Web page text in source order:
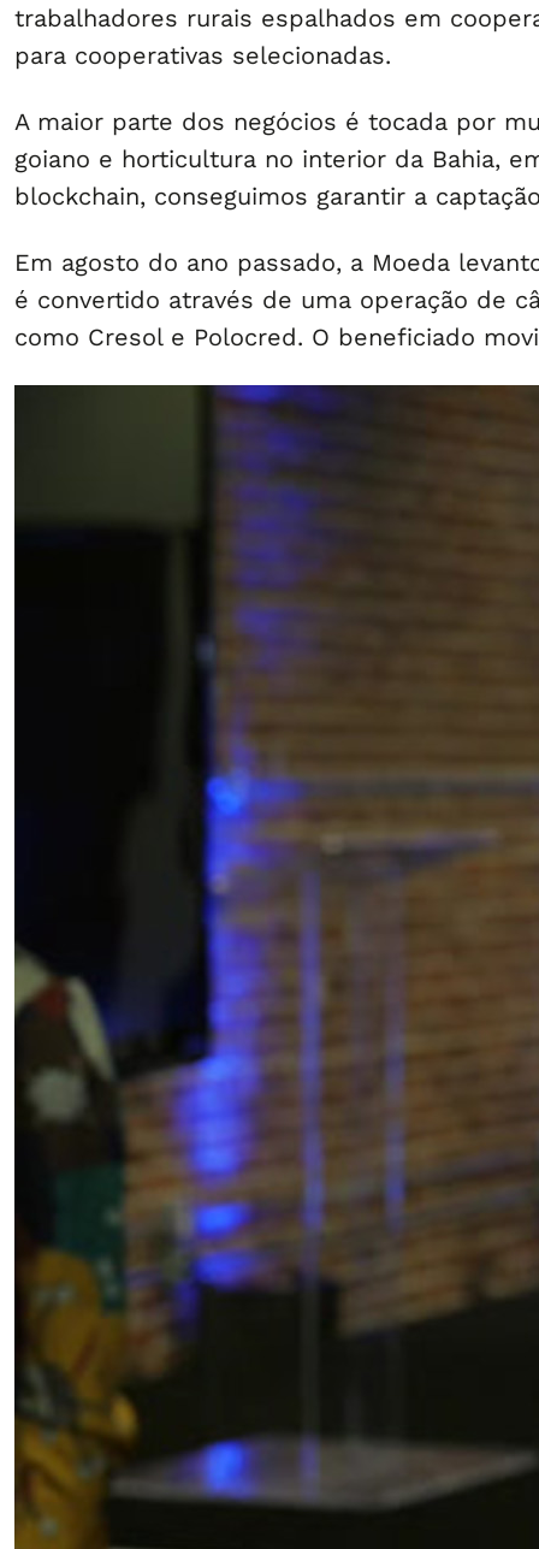
trabalhadores rurais espalhados em
para cooperativas selecionadas.
A maior parte dos negócios é tocada por
goiano e horticultura no interior da Bahia,
blockchain, conseguimos garantir a
Em agosto do ano passado, a Moeda
é convertido através de uma operação de
como Cresol e Polocred. O beneficiado